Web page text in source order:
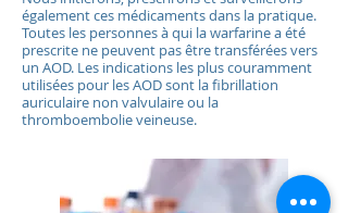
également ces médicaments dans la pratique.
Toutes les personnes à qui la warfarine a été
prescrite ne peuvent pas être transférées vers
un AOD. Les indications les plus couramment
utilisées pour les AOD sont la fibrillation
auriculaire non valvulaire ou la
thromboembolie veineuse.